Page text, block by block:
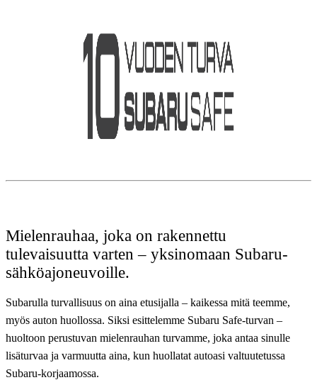
Mielenrauhaa, joka on rakennettu
tulevaisuutta varten – yksinomaan Subaru-
sähköajoneuvoille.
Subarulla turvallisuus on aina etusijalla – kaikessa mitä teemme,
myös auton huollossa. Siksi esittelemme Subaru Safe-turvan –
huoltoon perustuvan mielenrauhan turvamme, joka antaa sinulle
lisäturvaa ja varmuutta aina, kun huollatat autoasi valtuutetussa
Subaru-korjaamossa.